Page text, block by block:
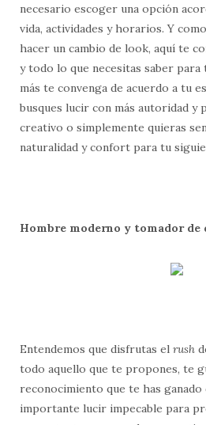
necesario escoger una opción
vida, actividades y horarios. Y
hacer un cambio de look, aquí te
y todo lo que necesitas saber para
más te convenga de acuerdo a tu
busques lucir con más autoridad y
creativo o simplemente quieras
naturalidad y confort para tu
Hombre moderno y tomador de
Entendemos que disfrutas el rush
todo aquello que te propones, te
reconocimiento que te has ganado
importante lucir impecable para